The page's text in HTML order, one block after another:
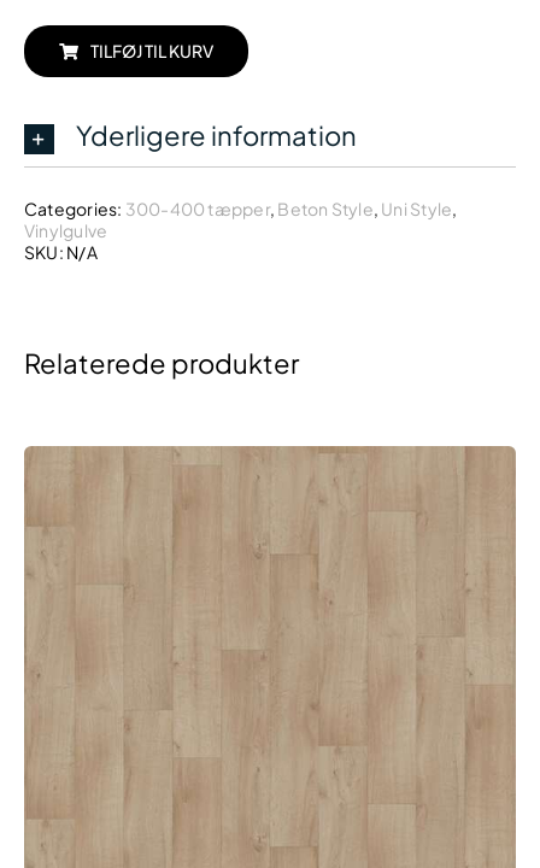
TILFØJ TIL KURV
Yderligere information
Categories: 300-400 tæpper, Beton Style, Uni Style,
Vinylgulve
SKU: N/A
Relaterede produkter